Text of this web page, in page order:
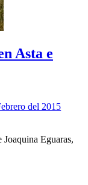
Asta e
del 2015
Joaquina Eguaras,